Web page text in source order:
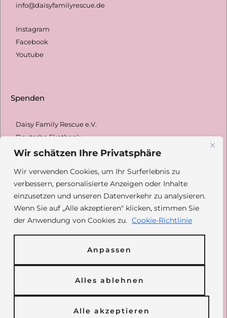
Wir schätzen Ihre Privatsphäre
Wir verwenden Cookies, um Ihr Surferlebnis zu
verbessern, personalisierte Anzeigen oder Inhalte
einzusetzen und unseren Datenverkehr zu analysieren.
Wenn Sie auf „Alle akzeptieren" klicken, stimmen Sie
der Anwendung von Cookies zu. Cookie-Richtlinie
Anpassen
Alles ablehnen
Alle akzeptieren
info@daisyfamilyrescue.de
Instagram
Facebook
Youtube
Spenden
Daisy Family Rescue e.V.
Deutsche Skatbank
DE42 8306 54080004 2433 31
Paypal: @daisyfamilyrescue
Spendenformular
Unsere Hunde